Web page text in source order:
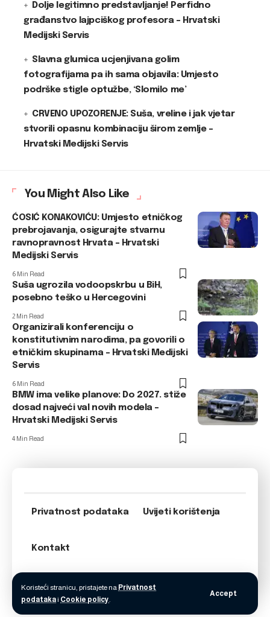
Koristeći stranicu, pristajete na Privatnost
podatakai Cookie policy.
Accept
Dolje legitimno predstavljanje! Perfidno
građanstvo lajpciškog profesora – Hrvatski
Medijski Servis
Slavna glumica ucjenjivana golim
fotografijama pa ih sama objavila: Umjesto
podrške stigle optužbe, ‘Slomilo me’
CRVENO UPOZORENJE: Suša, vreline i jak vjetar
stvorili opasnu kombinaciju širom zemlje –
Hrvatski Medijski Servis
You Might Also Like
ĆOSIĆ KONAKOVIĆU: Umjesto etničkog
prebrojavanja, osigurajte stvarnu
ravnopravnost Hrvata – Hrvatski
Medijski Servis
6 Min Read
Suša ugrozila vodoopskrbu u BiH,
posebno teško u Hercegovini
2 Min Read
Organizirali konferenciju o
konstitutivnim narodima, pa govorili o
etničkim skupinama – Hrvatski Medijski
Servis
6 Min Read
BMW ima velike planove: Do 2027. stiže
dosad najveći val novih modela –
Hrvatski Medijski Servis
4 Min Read
Privatnost podataka Uvijeti korištenja
Kontakt